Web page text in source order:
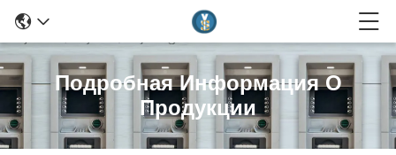
Подробная Информация О
Продукции